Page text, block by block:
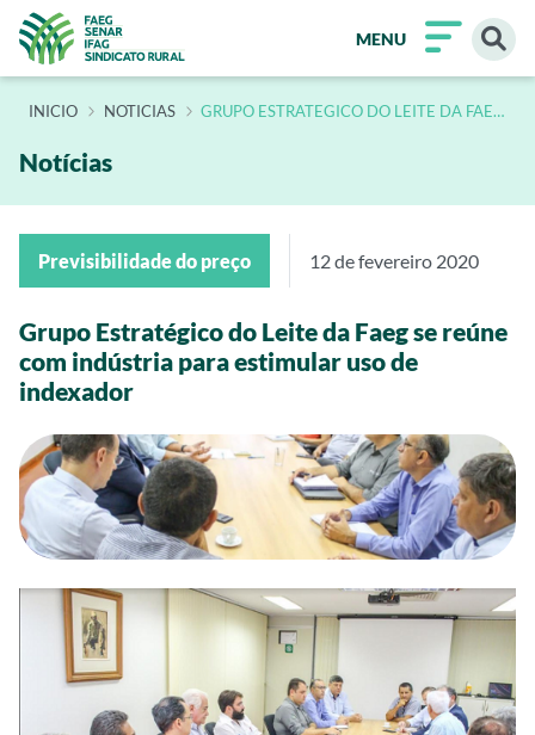
MENU
INÍCIO NOTICIAS GRUPO ESTRATEGICO DO LEITE DA FAEG
Notícias
Previsibilidade do preço 12 de fevereiro 2020
Grupo Estratégico do Leite da Faeg se reúne
com indústria para estimular uso de
indexador